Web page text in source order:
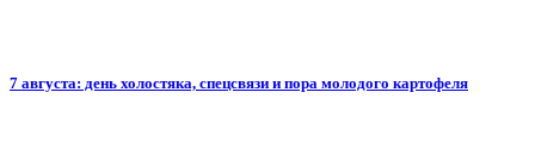
7 августа: день холостяка, спецсвязи и пора молодого картофеля